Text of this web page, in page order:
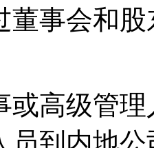
董事会和
高级管理